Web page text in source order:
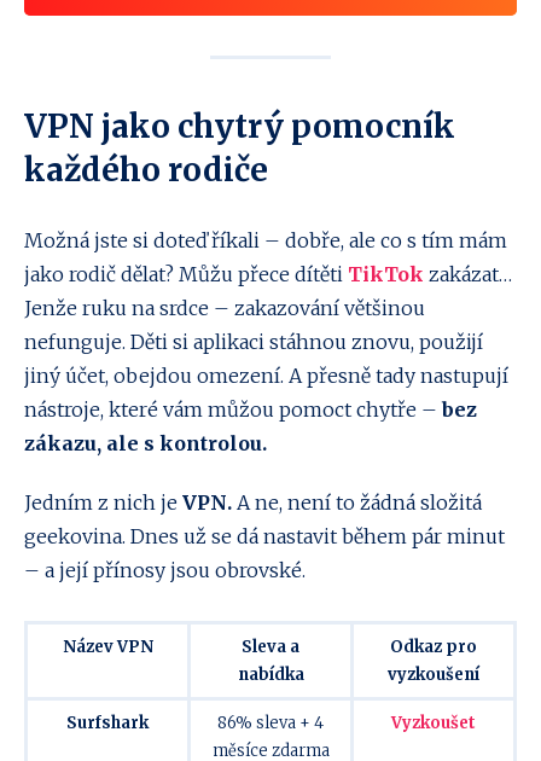
VPN jako chytrý pomocník
každého rodiče
Možná jste si doteď říkali – dobře, ale co s tím mám
jako rodič dělat? Můžu přece dítěti TikTok zakázat…
Jenže ruku na srdce – zakazování většinou
nefunguje. Děti si aplikaci stáhnou znovu, použijí
jiný účet, obejdou omezení. A přesně tady nastupují
nástroje, které vám můžou pomoct chytře –bez
zákazu, ale s kontrolou.
Jedním z nich je VPN. A ne, není to žádná složitá
geekovina. Dnes už se dá nastavit během pár minut
– a její přínosy jsou obrovské.
Název VPN
Sleva a
nabídka
Odkaz pro
vyzkoušení
Surfshark
86% sleva + 4
měsíce zdarma
Vyzkoušet